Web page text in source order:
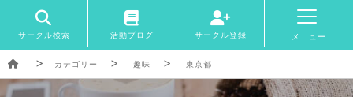
サークル検索 活動ブログ サークル登録 メニュー
カテゴリー 趣味 東京都